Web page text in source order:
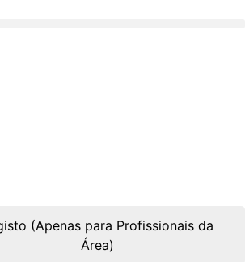
(Apenas para Profissionais da
Área)